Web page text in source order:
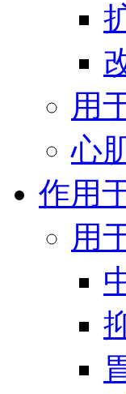
用
心
作用
用